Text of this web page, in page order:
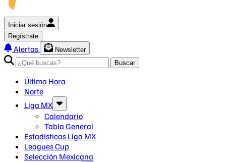
Iniciar sesión
Regístrate
Alertas
Newsletter
Buscar
Última Hora
Norte
Liga MX
Calendario
Tabla General
Estadísticas Liga MX
Leagues Cup
Selección Mexicana